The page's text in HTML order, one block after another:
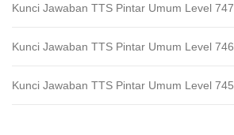
Kunci Jawaban TTS Pintar Umum Level 747
Kunci Jawaban TTS Pintar Umum Level 746
Kunci Jawaban TTS Pintar Umum Level 745